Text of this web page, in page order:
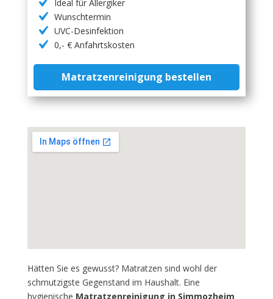
Ideal für Allergiker
Wunschtermin
UVC-Desinfektion
0,- € Anfahrtskosten
Matratzenreinigung bestellen
Hätten Sie es gewusst? Matratzen sind wohl der
schmutzigste Gegenstand im Haushalt. Eine
hygienische Matratzenreinigung in Simmozheim